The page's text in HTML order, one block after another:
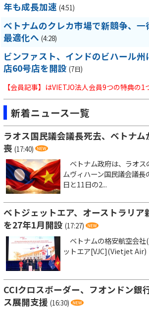
年も成長加速 (4:51)
ベトナムのクレカ市場で新競争、一
最適化へ (4:28)
ビンファスト、インドのビハール
店60号店を開設 (7日)
【会員記事】はVIETJO法人会員9つの特典の1
新着ニュース一覧
ラオス国民議会議長死去、ベトナ
喪 (17:40)
ベトナム政府は、ラオス
ムヴィハーン国民議会議
日と11日の2...
ベトジェットエア、オーストラリア
を27年1月開設 (17:27)
ベトナムの格安航空会社
ットエア[VJC](Vietjet Air)
CCIクロスボーダー、フオンドン
ス展開支援 (16:30)